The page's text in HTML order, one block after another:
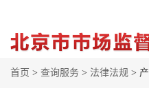
首页 > 查询服务 > 法律法规 >